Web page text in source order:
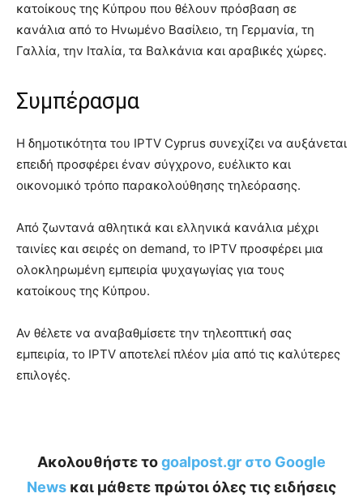
κατοίκους της Κύπρου που θέλουν πρόσβαση σε
κανάλια από το Ηνωμένο Βασίλειο, τη Γερμανία, τη
Γαλλία, την Ιταλία, τα Βαλκάνια και αραβικές χώρες.
Συμπέρασμα
Η δημοτικότητα του IPTV Cyprus συνεχίζει να αυξάνεται
επειδή προσφέρει έναν σύγχρονο, ευέλικτο και
οικονομικό τρόπο παρακολούθησης τηλεόρασης.
Από ζωντανά αθλητικά και ελληνικά κανάλια μέχρι
ταινίες και σειρές on demand, το IPTV προσφέρει μια
ολοκληρωμένη εμπειρία ψυχαγωγίας για τους
κατοίκους της Κύπρου.
Αν θέλετε να αναβαθμίσετε την τηλεοπτική σας
εμπειρία, το IPTV αποτελεί πλέον μία από τις καλύτερες
επιλογές.
Ακολουθήστε τοgoalpost.gr στο Google
News και μάθετε πρώτοι όλες τις ειδήσεις